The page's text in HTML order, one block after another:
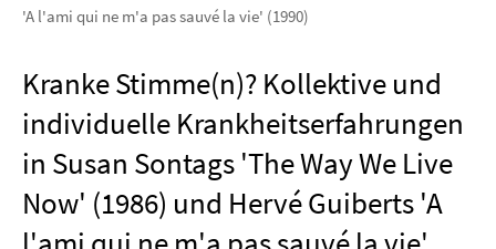
'A l'ami qui ne m'a pas sauvé la vie' (1990)
Kranke Stimme(n)? Kollektive und
individuelle Krankheitserfahrungen
in Susan Sontags 'The Way We Live
Now' (1986) und Hervé Guiberts 'A